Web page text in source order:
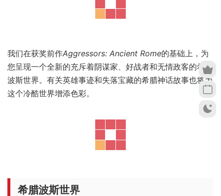
我们在获奖前作Aggressors: Ancient Rome的基础上，为
您呈现一个全新的充斥着阴谋家、好战者和无情政客的希腊
波斯世界。有关英雄事迹和失落宝藏的希腊神话故事也将为
这个冷酷世界增添色彩。
希腊波斯世界